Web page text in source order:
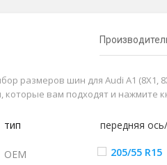
размеров шин для Audi A1 (8X1,
которые вам подходят и нажмите
тип передняя
ОЕМ 205/55 R15